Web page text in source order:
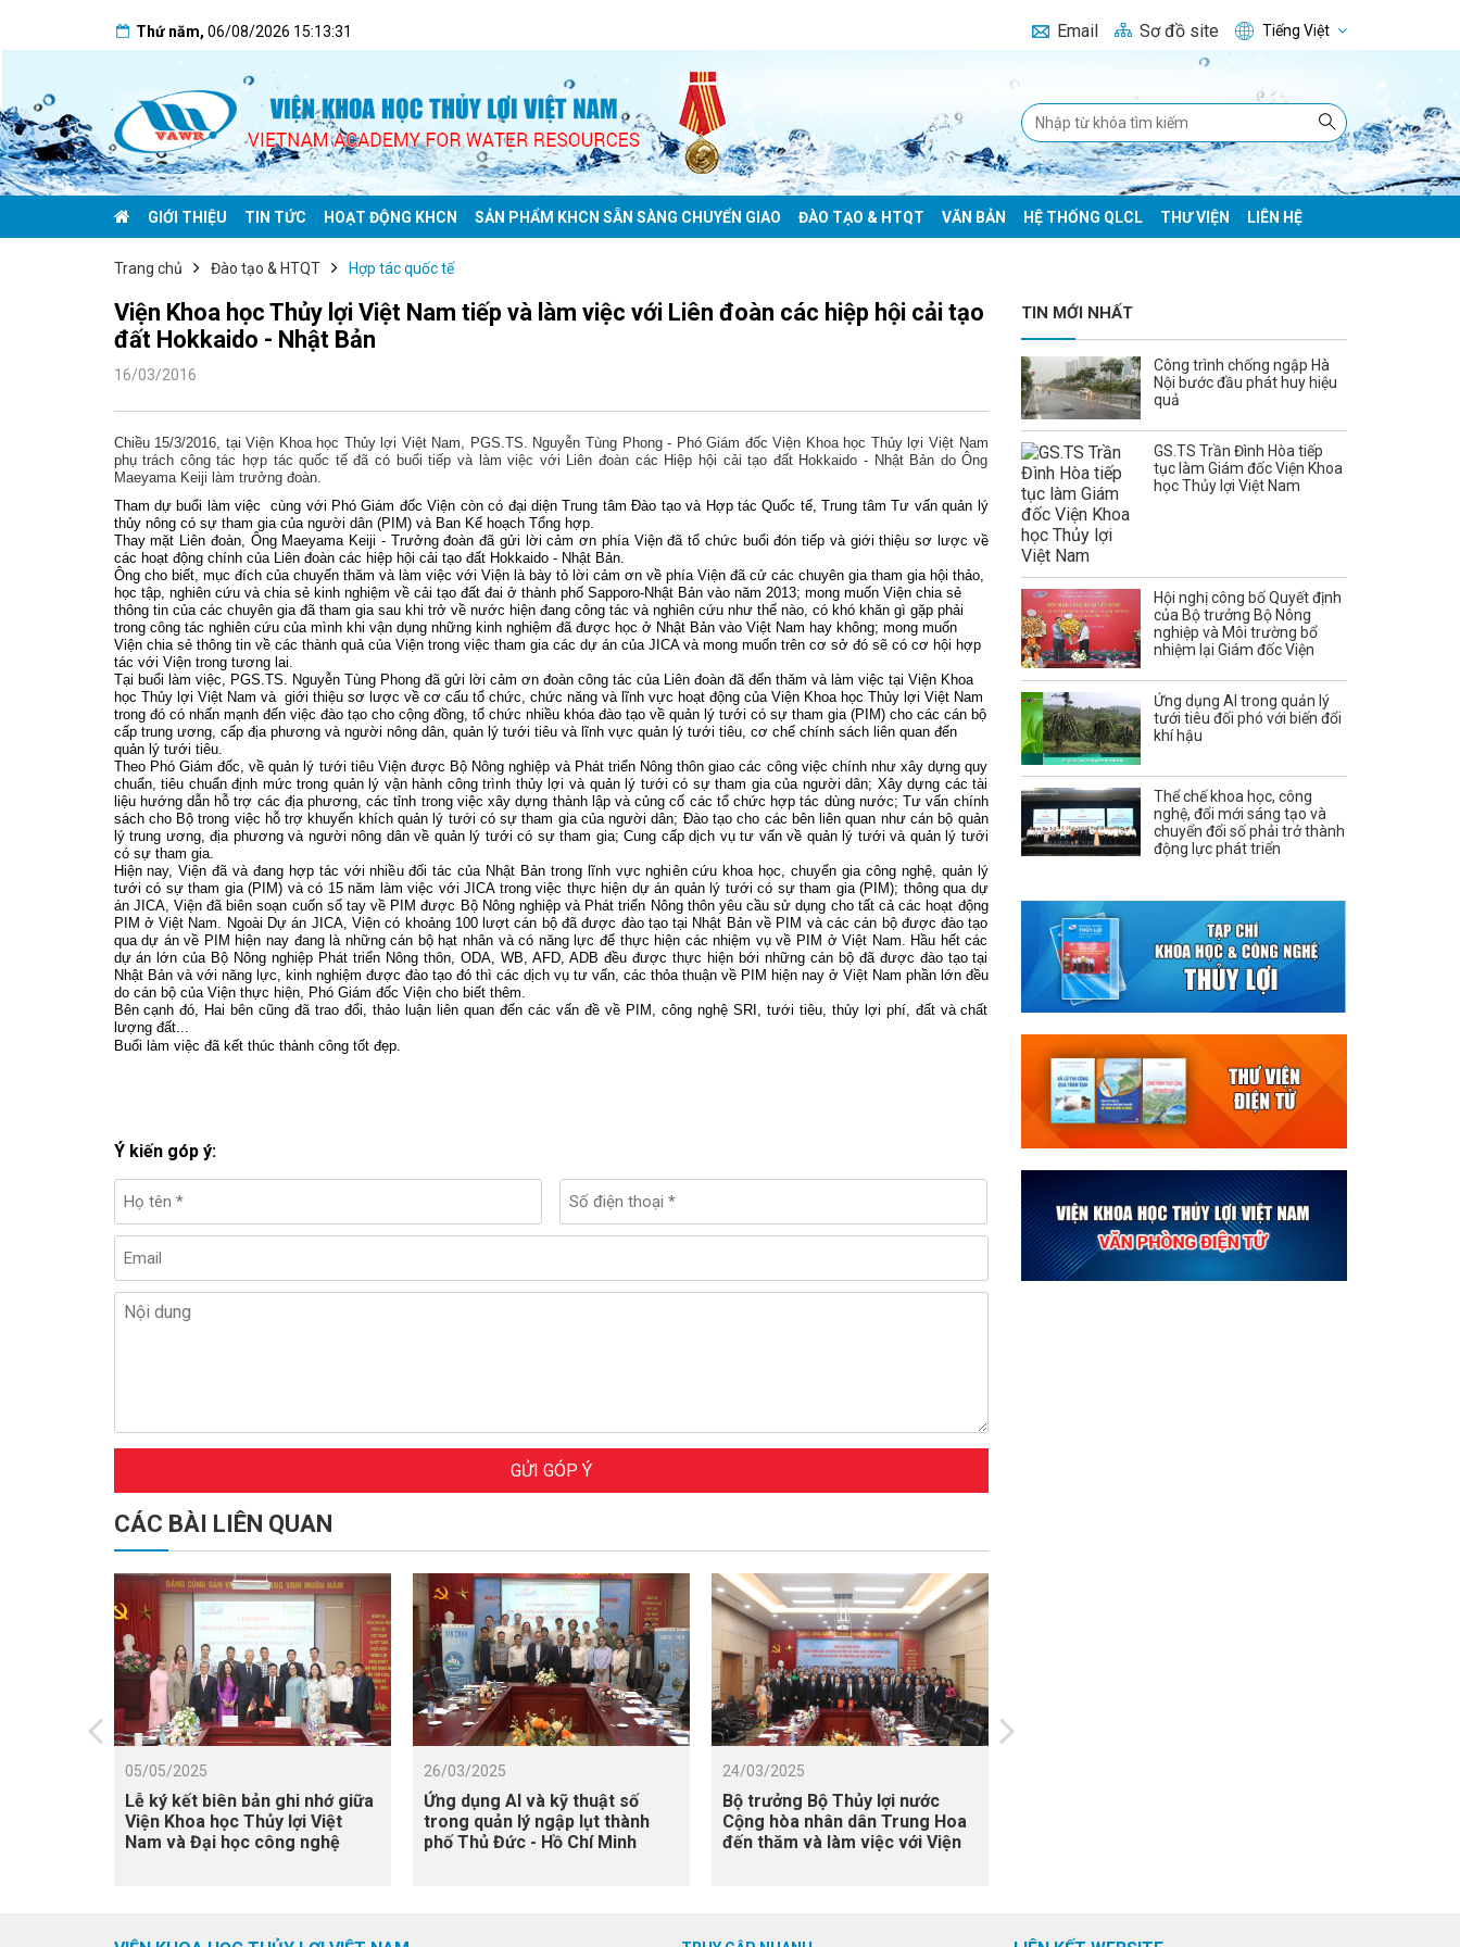
Thứ năm, 06/08/2026 15:13:31 Email Sơ đồ site Tiếng Việt
GIỚI THIỆU TIN TỨC HOẠT ĐỘNG KHCN SẢN PHẨM KHCN SẴN SÀNG CHUYỂN GIAO ĐÀO TẠO & HTQT VĂN BẢN HỆ THỐNG QLCL THƯ VIỆN LIÊN HỆ
Trang chủ Đào tạo & HTQT Hợp tác quốc tế
Viện Khoa học Thủy lợi Việt Nam tiếp và làm việc với Liên đoàn các hiệp hội cải tạo
đất Hokkaido - Nhật Bản
16/03/2016
Chiều 15/3/2016, tại Viện Khoa học Thủy lợi Việt Nam, PGS.TS. Nguyễn Tùng Phong - Phó Giám đốc Viện Khoa học Thủy lợi Việt Nam
phụ trách công tác hợp tác quốc tế đã có buổi tiếp và làm việc với Liên đoàn các Hiệp hội cải tạo đất Hokkaido - Nhật Bản do Ông
Maeyama Keiji làm trưởng đoàn.
Tham dự buổi làm việc
cùng với Phó Giám đốc Viện còn có đại diện Trung tâm Đào tạo và Hợp tác Quốc tế, Trung tâm Tư vấn quản lý
thủy nông có sự tham gia của người dân (PIM) và Ban Kế hoạch Tổng hợp.
Thay mặt Liên đoàn, Ông Maeyama Keiji - Trưởng đoàn đã gửi lời cảm ơn phía Viện đã tổ chức buổi đón tiếp và giới thiệu sơ lược về
các hoạt động chính của Liên đoàn các hiệp hội cải tạo đất Hokkaido - Nhật Bản.
Ông cho biết, mục đích của chuyến thăm và làm việc với Viện là bày tỏ lời cảm ơn về phía Viện đã cử các chuyên gia tham gia hội thảo,
học tập, nghiên cứu và chia sẻ kinh nghiệm về cải tạo đất đai ở thành phố Sapporo-Nhật Bản vào năm 2013; mong muốn Viện chia sẻ
thông tin của các chuyên gia đã tham gia sau khi trở về nước hiện đang công tác và nghiên cứu như thế nào, có khó khăn gì gặp phải
trong công tác nghiên cứu của mình khi vận dụng những kinh nghiệm đã được học ở Nhật Bản vào Việt Nam hay không; mong muốn
Viện chia sẻ thông tin về các thành quả của Viện trong việc tham gia các dự án của JICA và mong muốn trên cơ sở đó sẽ có cơ hội hợp
tác với Viện trong tương lai.
Tại buổi làm việc, PGS.TS. Nguyễn Tùng Phong đã gửi lời cảm ơn đoàn công tác của Liên đoàn đã đến thăm và làm việc tại Viện Khoa
học Thủy lợi Việt Nam và
giới thiệu sơ lược về cơ cấu tổ chức, chức năng và lĩnh vực hoạt động của Viện Khoa học Thủy lợi Việt Nam
trong đó có nhấn mạnh đến việc đào tạo cho cộng đồng, tổ chức nhiều khóa đào tạo về quản lý tưới có sự tham gia (PIM) cho các cán bộ
cấp trung ương, cấp địa phương và người nông dân, quản lý tưới tiêu và lĩnh vực quản lý tưới tiêu, cơ chế chính sách liên quan đến
quản lý tưới tiêu.
Theo Phó Giám đốc, về quản lý tưới tiêu Viện được Bộ Nông nghiệp và Phát triển Nông thôn giao các công việc chính như xây dựng quy
chuẩn, tiêu chuẩn định mức trong quản lý vận hành công trình thủy lợi và quản lý tưới có sự tham gia của người dân; Xây dựng các tài
liệu hướng dẫn hỗ trợ các địa phương, các tỉnh trong việc xây dựng thành lập và củng cố các tổ chức hợp tác dùng nước; Tư vấn chính
sách cho Bộ trong việc hỗ trợ khuyến khích quản lý tưới có sự tham gia của người dân; Đào tạo cho các bên liên quan như cán bộ quản
lý trung ương, địa phương và người nông dân về quản lý tưới có sự tham gia; Cung cấp dịch vụ tư vấn về quản lý tưới và quản lý tưới
có sự tham gia.
Hiện nay, Viện đã và đang hợp tác với nhiều đối tác của Nhật Bản trong lĩnh vực nghiên cứu khoa học, chuyển gia công nghệ, quản lý
tưới có sự tham gia (PIM) và có 15 năm làm việc với JICA trong việc thực hiện dự án quản lý tưới có sự tham gia (PIM); thông qua dự
án JICA, Viện đã biên soạn cuốn sổ tay về PIM được Bộ Nông nghiệp và Phát triển Nông thôn yêu cầu sử dụng cho tất cả các hoạt động
PIM ở Việt Nam. Ngoài Dự án JICA, Viện có khoảng 100 lượt cán bộ đã được đào tạo tại Nhật Bản về PIM và các cán bộ được đào tạo
qua dự án về PIM hiện nay đang là những cán bộ hạt nhân và có năng lực để thực hiện các nhiệm vụ về PIM ở Việt Nam. Hầu hết các
dự án lớn của Bộ Nông nghiệp Phát triển Nông thôn, ODA, WB, AFD, ADB đều được thực hiện bới những cán bộ đã được đào tạo tại
Nhật Bản và với năng lực, kinh nghiệm được đào tạo đó thì các dịch vụ tư vấn, các thỏa thuận về PIM hiện nay ở Việt Nam phần lớn đều
do cán bộ của Viện thực hiện, Phó Giám đốc Viện cho biết thêm.
Bên cạnh đó, Hai bên cũng đã trao đổi, thảo luận liên quan đến các vấn đề về PIM, công nghệ SRI, tưới tiêu, thủy lợi phí, đất và chất
lượng đất...
Buổi làm việc đã kết thúc thành công tốt đẹp.
Ý kiến góp ý:
GỬI GÓP Ý
CÁC BÀI LIÊN QUAN
05/05/2025
Lễ ký kết biên bản ghi nhớ giữa
Viện Khoa học Thủy lợi Việt
Nam và Đại học công nghệ
26/03/2025
Ứng dụng AI và kỹ thuật số
trong quản lý ngập lụt thành
phố Thủ Đức - Hồ Chí Minh
24/03/2025
Bộ trưởng Bộ Thủy lợi nước
Cộng hòa nhân dân Trung Hoa
đến thăm và làm việc với Viện
TIN MỚI NHẤT
Công trình chống ngập Hà
Nội bước đầu phát huy hiệu
quả
GS.TS Trần Đình Hòa tiếp
tục làm Giám đốc Viện Khoa
học Thủy lợi Việt Nam
Hội nghị công bố Quyết định
của Bộ trưởng Bộ Nông
nghiệp và Môi trường bổ
nhiệm lại Giám đốc Viện
Ứng dụng AI trong quản lý
tưới tiêu đối phó với biến đổi
khí hậu
Thể chế khoa học, công
nghệ, đổi mới sáng tạo và
chuyển đổi số phải trở thành
động lực phát triển